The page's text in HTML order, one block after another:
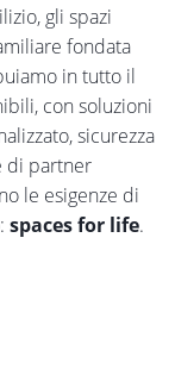
gli spazi
fondata
in tutto il
con soluzioni
sicurezza
di partner
le esigenze di
spaces for life.